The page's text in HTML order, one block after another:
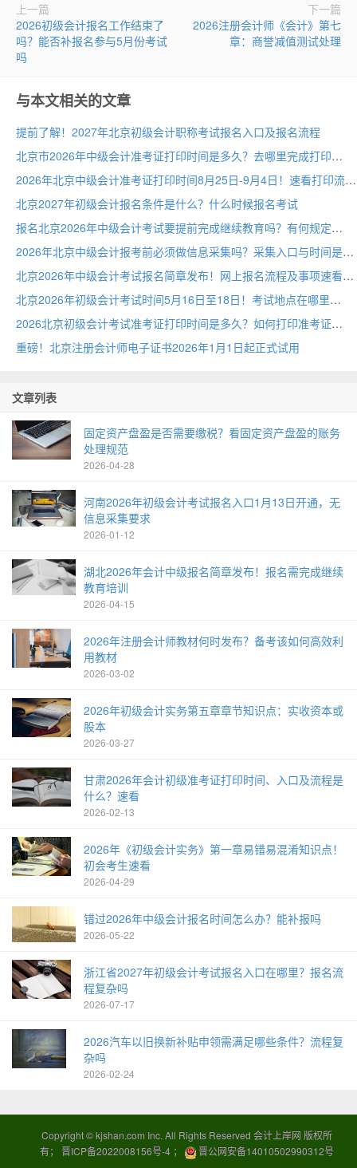
上一篇
2026初级会计报名工作结束了
吗？能否补报名参与5月份考试
吗
下一篇
2026注册会计师《会计》第七
章：商誉减值测试处理
与本文相关的文章
提前了解！2027年北京初级会计职称考试报名入口及报名流程
北京市2026年中级会计准考证打印时间是多久？去哪里完成打印
2026年北京中级会计准考证打印时间8月25日-9月4日！速看打印流程
北京2027年初级会计报名条件是什么？什么时候报名考试
报名北京2026年中级会计考试要提前完成继续教育吗？有何规定
2026年北京中级会计报考前必须做信息采集吗？采集入口与时间是什么
北京2026年中级会计考试报名简章发布！网上报名流程及事项速看
北京2026年初级会计考试时间5月16日至18日！考试地点在哪里
2026北京初级会计考试准考证打印时间是多久？如何打印准考证
重磅！北京注册会计师电子证书2026年1月1日起正式试用
文章列表
固定资产盘盈是否需要缴税？看固定资产盘盈的账务
处理规范
2026-04-28
河南2026年初级会计考试报名入口1月13日开通，无
信息采集要求
2026-01-12
湖北2026年会计中级报名简章发布！报名需完成继续
教育培训
2026-04-15
2026年注册会计师教材何时发布？备考该如何高效利
用教材
2026-03-02
2026年初级会计实务第五章章节知识点：实收资本或
股本
2026-03-27
甘肃2026年会计初级准考证打印时间、入口及流程是
什么？速看
2026-02-13
2026年《初级会计实务》第一章易错易混淆知识点！
初会考生速看
2026-04-29
错过2026年中级会计报名时间怎么办？能补报吗
2026-05-22
浙江省2027年初级会计考试报名入口在哪里？报名流
程复杂吗
2026-07-17
2026汽车以旧换新补贴申领需满足哪些条件？流程复
杂吗
2026-02-24
Copyright ©kjshan.com Inc. All Rights Reserved 会计上岸网 版权所
有； 晋ICP备2022008156号-4； 晋公网安备14010502990312号